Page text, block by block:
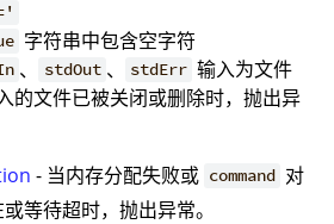
字符串中包含空字符
、 stdOut 、 stdErr 输入为文件
的文件已被关闭或删除时，抛出异
- 当内存分配失败或 command 对
等待超时，抛出异常。